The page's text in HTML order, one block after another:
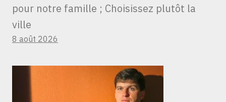
pour notre famille ; Choisissez plutôt la
ville
8 août 2026